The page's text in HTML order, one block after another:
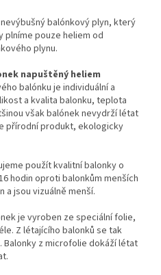
balónkový plyn, který
plníme pouze heliem od
plynu.
napuštěný heliem
balónku je individuální a
a kvalita balonku, teplota
však balónek nevydrží létat
přírodní produkt, ekologicky
použít kvalitní balonky o
hodin oproti balonkům menších
a jsou vizuálně menší.
je vyroben ze speciální folie,
Z létajícího balonků se tak
z microfolie dokáží létat